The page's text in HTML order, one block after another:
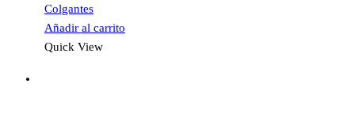
Colgantes
Añadir al carrito
Quick View